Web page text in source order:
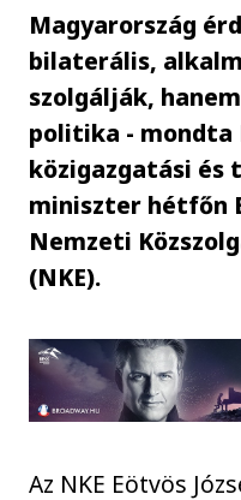
Magyarország
bilaterális,
szolgálják,
politika - mondta
közigazgatási
miniszter hétfőn
Nemzeti
(NKE).
Az NKE Eötvös